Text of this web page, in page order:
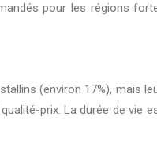
pour les régions
(environ 17%), mais
prix. La durée de vie